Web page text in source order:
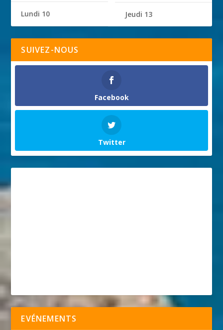
Lundi 10 Jeudi 13
SUIVEZ-NOUS
Facebook
Twitter
EVÉNEMENTS